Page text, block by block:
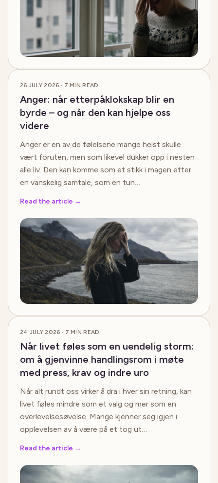
26 JULY 2026 · 7 MIN READ
Anger: når etterpåklokskap blir en
byrde – og når den kan hjelpe oss
videre
Anger er en av de følelsene mange helst skulle
vært foruten, men som likevel dukker opp i nesten
alle liv. Den kan komme som et stikk i magen etter
en vanskelig samtale, som en tun…
Read the article →
24 JULY 2026 · 7 MIN READ
Når livet føles som en uendelig storm:
om å gjenvinne handlingsrom i møte
med press, krav og indre uro
Når alt rundt oss virker å dra i hver sin retning, kan
livet føles mindre som et valg og mer som en
overlevelsesøvelse. Mange kjenner seg igjen i
opplevelsen av å være på et tog ut…
Read the article →